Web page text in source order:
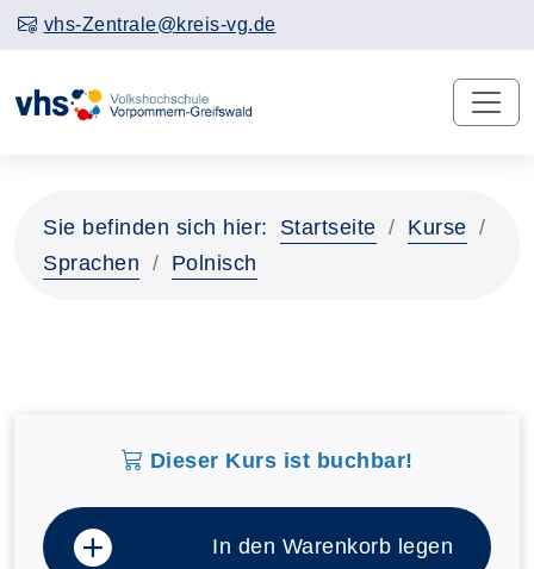
vhs-Zentrale@kreis-vg.de
Sie befinden sich hier: Startseite
Kurse
Sprachen
Polnisch
Dieser Kurs ist buchbar!
In den Warenkorb legen